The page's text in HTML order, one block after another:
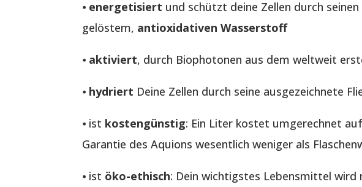
⦁ energetisiert und schützt deine Zellen durch seinen
gelöstem, antioxidativen Wasserstoff
⦁ aktiviert, durch Biophotonen aus dem weltweit
⦁ hydriert Deine Zellen durch seine ausgezeichnete
⦁ ist kostengünstig: Ein Liter kostet umgerechnet
Garantie des Aquions wesentlich weniger als
⦁ ist öko-ethisch: Dein wichtigstes Lebensmittel wird